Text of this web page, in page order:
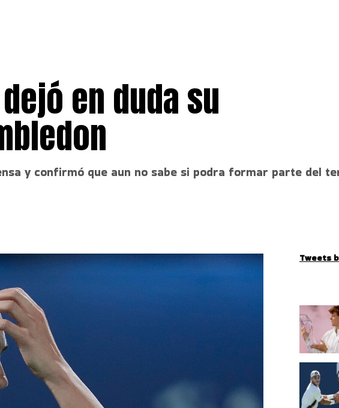
en duda su
y confirmó que aun no sabe si podra formar parte del
Tweets